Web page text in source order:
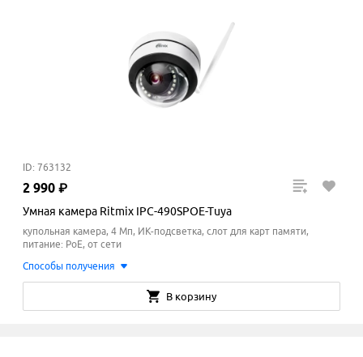
ID: 763132
2 990 ₽
Умная камера Ritmix IPC-490SPOE-Tuya
купольная камера, 4 Мп, ИК-подсветка, слот для карт памяти,
питание: PoE, от сети
Способы получения
В корзину